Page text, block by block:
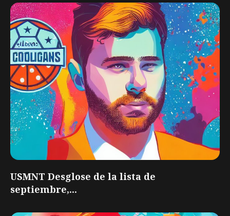
USMNT Desglose de la lista de
septiembre,...